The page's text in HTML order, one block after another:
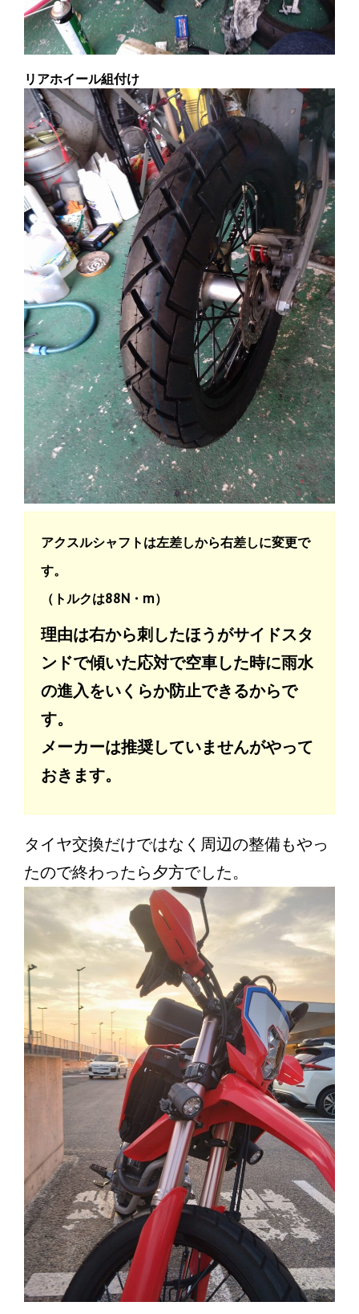
リアホイール組付け
アクスルシャフトは左差しから右差しに変更で
す。
（トルクは88N・m）
理由は右から刺したほうがサイドスタ
ンドで傾いた応対で空車した時に雨水
の進入をいくらか防止できるからで
す。
メーカーは推奨していませんがやって
おきます。
タイヤ交換だけではなく周辺の整備もやっ
たので終わったら夕方でした。